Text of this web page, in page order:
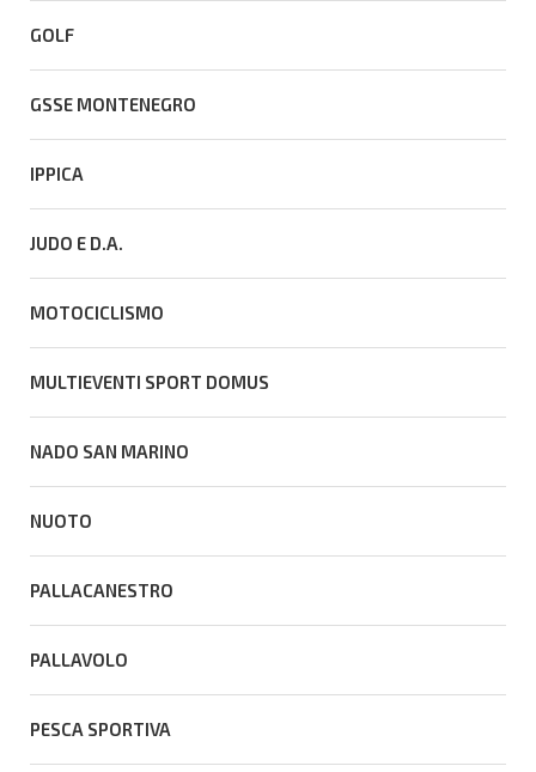
GOLF
GSSE MONTENEGRO
IPPICA
JUDO E D.A.
MOTOCICLISMO
MULTIEVENTI SPORT DOMUS
NADO SAN MARINO
NUOTO
PALLACANESTRO
PALLAVOLO
PESCA SPORTIVA